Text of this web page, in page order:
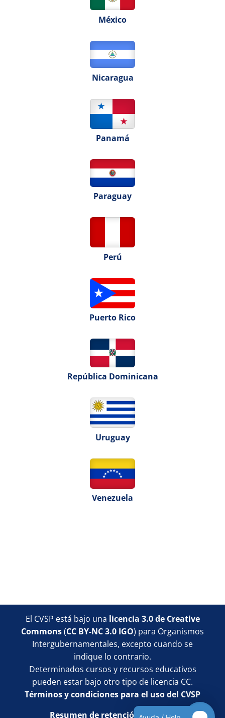
México
Nicaragua
Panamá
Paraguay
Perú
Puerto Rico
República Dominicana
Uruguay
Venezuela
Bloques
Bloques
Bloques
Bloques
El CVSP está bajo una licencia 3.0 de Creative
Commons(CC BY-NC 3.0 IGO) para Organismos
Intergubernamentales, excepto cuando se
indique lo contrario.
Determinados cursos y recursos educativos
pueden estar bajo otro tipo de licencia CC.
Términos y condiciones para el uso del CVSP
Resumen de retención de datos